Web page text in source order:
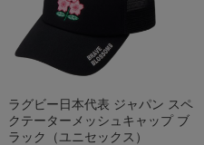
ラグビー日本代表 ジャパン スペ
クテーターメッシュキャップ ブ
ラック（ユニセックス）